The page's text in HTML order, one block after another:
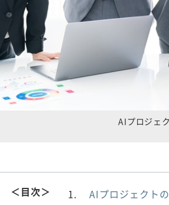
AIプロジェ
＜目次＞
AIプロジェクト